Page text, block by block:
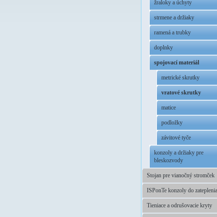
žraloky a úchyty
strmene a držiaky
ramená a trubky
doplnky
spojovací materiál
metrické skrutky
vratové skrutky
matice
podložky
závitové tyče
konzoly a držiaky pre
bleskozvody
Stojan pre vianočný stromček
ISPonTe konzoly do zateplenia
Tieniace a odrušovacie kryty